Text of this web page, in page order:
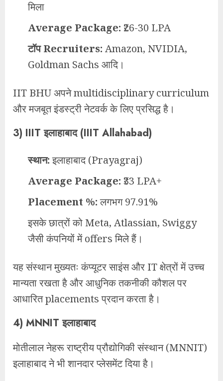
मिला
Average Package: ₹26-30 LPA
टॉप Recruiters: Amazon, NVIDIA,
Goldman Sachs आदि।
IIT BHU अपने multidisciplinary curriculum
और मजबूत इंडस्ट्री नेटवर्क के लिए प्रसिद्ध है।
3) IIIT इलाहाबाद (IIIT Allahabad)
स्थान:इलाहाबाद (Prayagraj)
Average Package: ₹33 LPA+
Placement %:लगभग 97.91%
इसके छात्रों को Meta, Atlassian, Swiggy
जैसी कंपनियों में offers मिले हैं।
यह संस्थान मुख्यतः कंप्यूटर साइंस और IT क्षेत्रों में उच्च
मान्यता रखता है और आधुनिक तकनीकी कौशल पर
आधारित placements प्रदान करता है।
4) MNNIT इलाहाबाद
मोतीलाल नेहरू राष्ट्रीय प्रौद्योगिकी संस्थान (MNNIT)
इलाहाबाद ने भी शानदार प्लेसमेंट दिया है।